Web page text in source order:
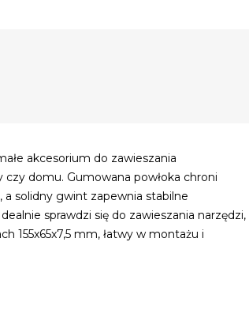
akcesorium do zawieszania
domu. Gumowana powłoka chroni
solidny gwint zapewnia stabilne
sprawdzi się do zawieszania narzędzi,
155x65x7,5 mm, łatwy w montażu i